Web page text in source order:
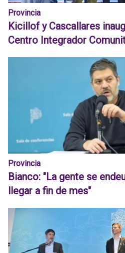
Provincia
Kicillof y Cascallares
Centro Integrador
Provincia
Bianco: "La gente se
llegar a fin de mes"